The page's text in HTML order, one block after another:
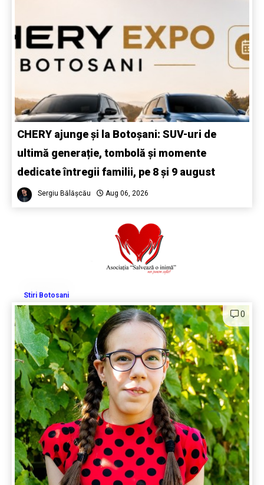
CHERY ajunge și la Botoșani: SUV-uri de
ultimă generație, tombolă și momente
dedicate întregii familii, pe 8 și 9 august
Sergiu Bălășcău Aug 06, 2026
Stiri Botosani
0